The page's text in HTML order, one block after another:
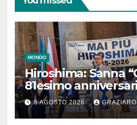
MONDO
Hiroshima: Sanna
81esimo
monito per tutti”
6 AGOSTO 2026